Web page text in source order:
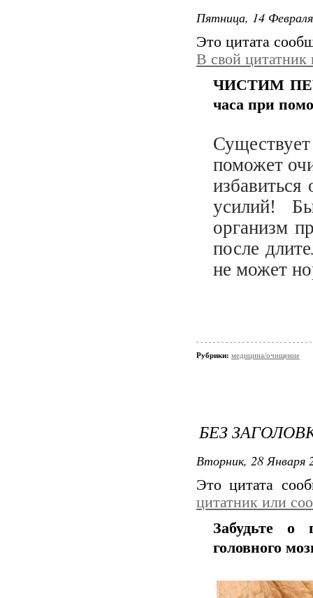
Пятница, 14
Это цитата
В свой цитатник
ЧИСТИМ
часа при
поможет
усилий!
организм
после
не может
Рубрики: медицина/очищение
БЕЗ
Вторник, 28 Января
Это цитата
цитатник или
Забудьте о
головного